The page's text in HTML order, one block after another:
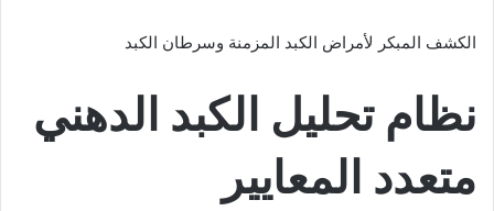
الكشف المبكر لأمراض الكبد المزمنة وسرطان الكبد
نظام تحليل الكبد الدهني
متعدد المعايير